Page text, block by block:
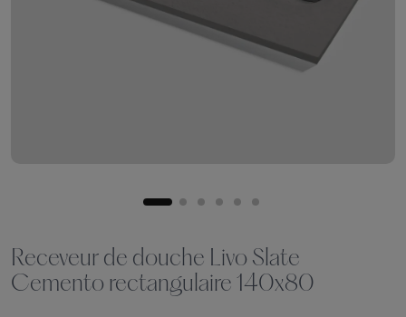
Receveur de douche Livo Slate
Cemento rectangulaire 140x80